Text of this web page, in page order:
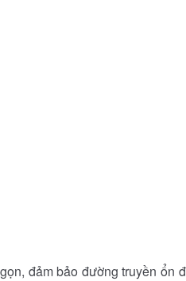
đảm bảo đường truyền ổn